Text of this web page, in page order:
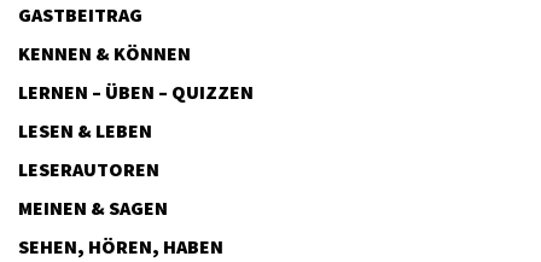
GASTBEITRAG
KENNEN & KÖNNEN
LERNEN – ÜBEN – QUIZZEN
LESEN & LEBEN
LESERAUTOREN
MEINEN & SAGEN
SEHEN, HÖREN, HABEN